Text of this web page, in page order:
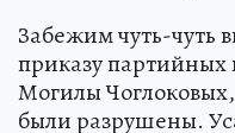
Забежим чуть-чуть
приказу партийных
Могилы
были разрушены.